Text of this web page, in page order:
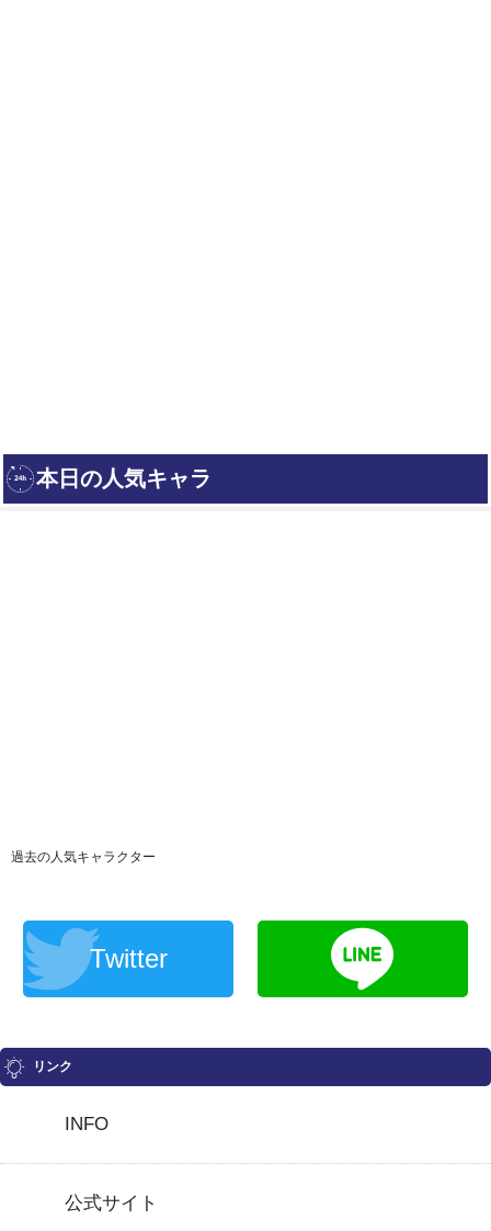
過去の人気キャラクター
Twitter
リンク
INFO
公式サイト